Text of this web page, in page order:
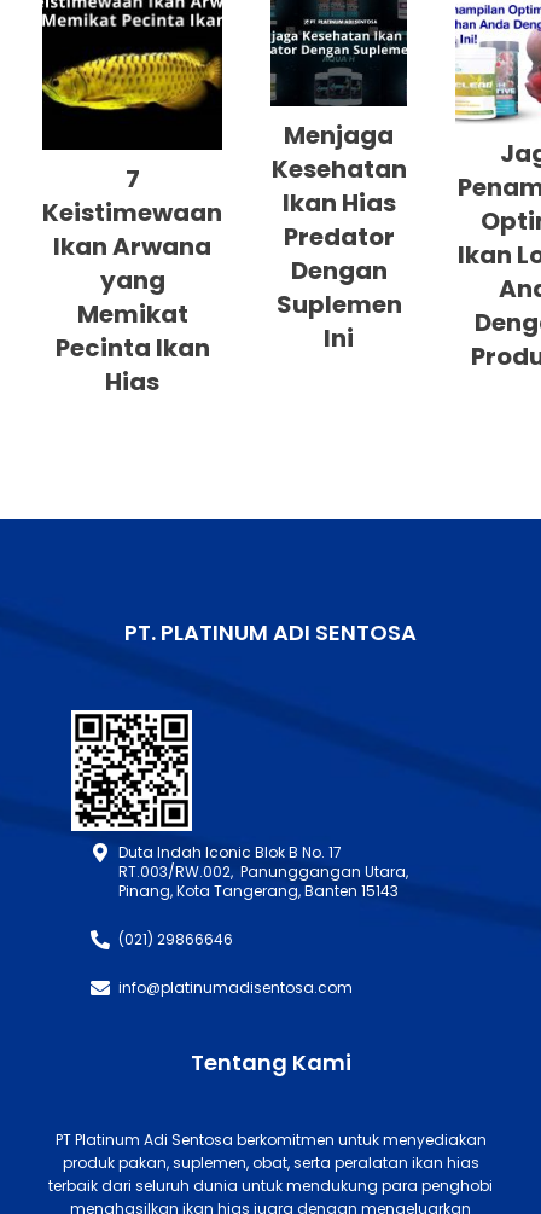
7
Keistimewaan
Ikan Arwana
yang
Memikat
Pecinta Ikan
Hias
Menjaga
Kesehatan
Ikan Hias
Predator
Dengan
Suplemen
Ini
Ikan
PT. PLATINUM ADI SENTOSA
Duta Indah Iconic Blok B No. 17
RT.003/RW.002, Panunggangan Utara,
Pinang, Kota Tangerang, Banten 15143
(021) 29866646
info@platinumadisentosa.com
Tentang Kami
PT Platinum Adi Sentosa berkomitmen untuk menyediakan
produk pakan, suplemen, obat, serta peralatan ikan hias
terbaik dari seluruh dunia untuk mendukung para penghobi
menghasilkan ikan hias juara dengan mengeluarkan